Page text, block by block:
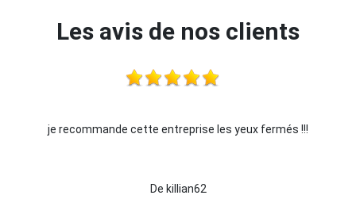
Les avis de nos clients
je recommande cette entreprise les yeux fermés !!!
De killian62